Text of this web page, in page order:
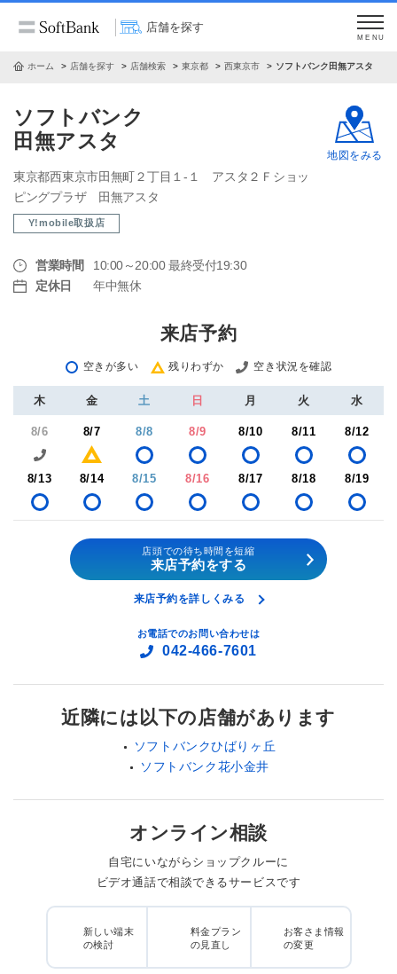
店舗を探す
MENU
ホーム 店舗を探す 店舗検索 東京都 西東京市 ソフトバンク田無アスタ
ソフトバンク
田無アスタ
東京都西東京市田無町２丁目１‐１ アスタ２Ｆショッ
ピングプラザ 田無アスタ
Y!mobile取扱店
営業時間
10:00～20:00 最終受付19:30
定休日
年中無休
地図をみる
来店予約
空きが多い 残りわずか 空き状況を確認
木 金 土 日 月 火 水
8/6 8/7 8/8 8/9 8/10 8/11 8/12
8/13 8/14 8/15 8/16 8/17 8/18 8/19
店頭での待ち時間を短縮
来店予約をする
来店予約を詳しくみる
お電話でのお問い合わせは
042-466-7601
近隣には以下の店舗があります
ソフトバンクひばりヶ丘
ソフトバンク花小金井
オンライン相談
自宅にいながらショップクルーに
ビデオ通話で相談できるサービスです
新しい端末
の検討
料金プラン
の見直し
お客さま情報
の変更